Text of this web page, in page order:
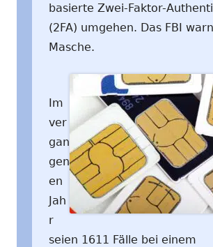
basierte Zwei-Faktor-
(2FA) umgehen. Das FBI
Masche.
Im
ver
gan
gen
en
Jah
r
seien 1611 Fälle bei einem